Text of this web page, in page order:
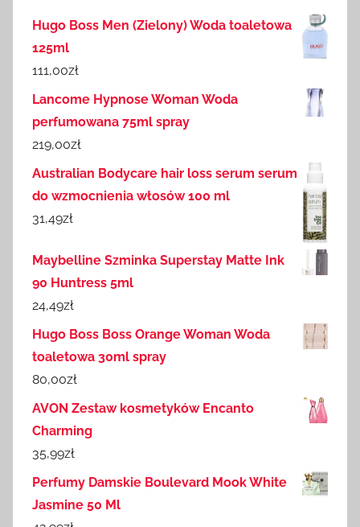
Hugo Boss Men (Zielony) Woda toaletowa
125ml
111,00zł
Lancome Hypnose Woman Woda
perfumowana 75ml spray
219,00zł
Australian Bodycare hair loss serum serum
do wzmocnienia włosów 100 ml
31,49zł
Maybelline Szminka Superstay Matte Ink
90 Huntress 5ml
24,49zł
Hugo Boss Boss Orange Woman Woda
toaletowa 30ml spray
80,00zł
AVON Zestaw kosmetyków Encanto
Charming
35,99zł
Perfumy Damskie Boulevard Mook White
Jasmine 50 Ml